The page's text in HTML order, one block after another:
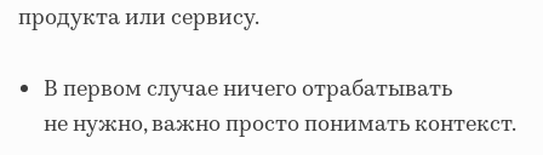
продукта или сервису.
В первом случае ничего отрабатывать
не нужно, важно просто понимать контекст.